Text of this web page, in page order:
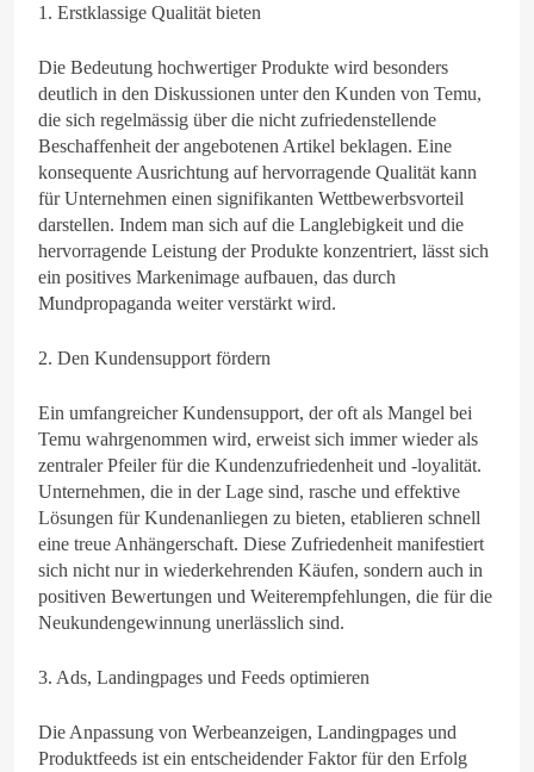
1. Erstklassige Qualität bieten
Die Bedeutung hochwertiger Produkte wird besonders
deutlich in den Diskussionen unter den Kunden von Temu,
die sich regelmässig über die nicht zufriedenstellende
Beschaffenheit der angebotenen Artikel beklagen. Eine
konsequente Ausrichtung auf hervorragende Qualität kann
für Unternehmen einen signifikanten Wettbewerbsvorteil
darstellen. Indem man sich auf die Langlebigkeit und die
hervorragende Leistung der Produkte konzentriert, lässt sich
ein positives Markenimage aufbauen, das durch
Mundpropaganda weiter verstärkt wird.
2. Den Kundensupport fördern
Ein umfangreicher Kundensupport, der oft als Mangel bei
Temu wahrgenommen wird, erweist sich immer wieder als
zentraler Pfeiler für die Kundenzufriedenheit und -loyalität.
Unternehmen, die in der Lage sind, rasche und effektive
Lösungen für Kundenanliegen zu bieten, etablieren schnell
eine treue Anhängerschaft. Diese Zufriedenheit manifestiert
sich nicht nur in wiederkehrenden Käufen, sondern auch in
positiven Bewertungen und Weiterempfehlungen, die für die
Neukundengewinnung unerlässlich sind.
3. Ads, Landingpages und Feeds optimieren
Die Anpassung von Werbeanzeigen, Landingpages und
Produktfeeds ist ein entscheidender Faktor für den Erfolg